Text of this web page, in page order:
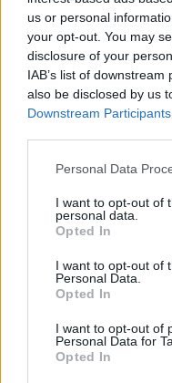
us or personal
your opt-out. You may
disclosure of your
IAB’s list of
also be disclosed by us
Downstream Participants
Please note that this
not limited to your visit
grant or deny consent
use your data for below
consent section.
Personal Data
I want to opt-out of
personal data.
Opted In
I want to opt-out of
Personal Data.
Opted In
I want to opt-out of
Personal Data for
Opted In
resistito alle tenebre.
AUTORE
Niccolò
Niccolò
startup
pro-
fintech,
mantiene
assistito a